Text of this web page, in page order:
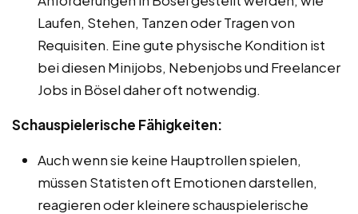
Laufen, Stehen, Tanzen oder Tragen von
Requisiten. Eine gute physische Kondition ist
bei diesen Minijobs, Nebenjobs und Freelancer
Jobs in Bösel daher oft notwendig.
Schauspielerische Fähigkeiten:
Auch wenn sie keine Hauptrollen spielen,
müssen Statisten oft Emotionen darstellen,
reagieren oder kleinere schauspielerische